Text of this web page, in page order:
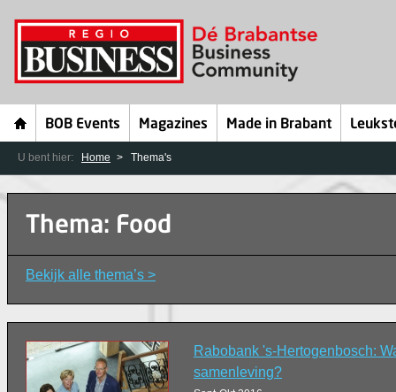
BOB Events Magazines Made in Brabant
U bent hier: Home Thema's
Thema: Food
Bekijk alle thema’s >
Rabobank 's-Hertogenbosch:
samenleving?